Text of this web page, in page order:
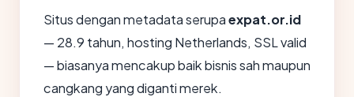
Situs dengan metadata serupaexpat.or.id
— 28.9 tahun, hosting Netherlands, SSL valid
— biasanya mencakup baik bisnis sah maupun
cangkang yang diganti merek.